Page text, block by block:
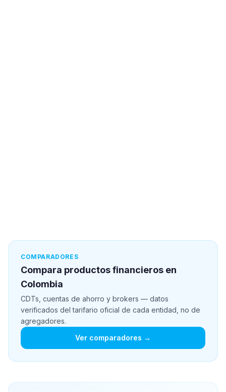
COMPARADORES
Compara productos financieros en
Colombia
CDTs, cuentas de ahorro y brokers — datos
verificados del tarifario oficial de cada entidad, no de
agregadores.
Ver comparadores →